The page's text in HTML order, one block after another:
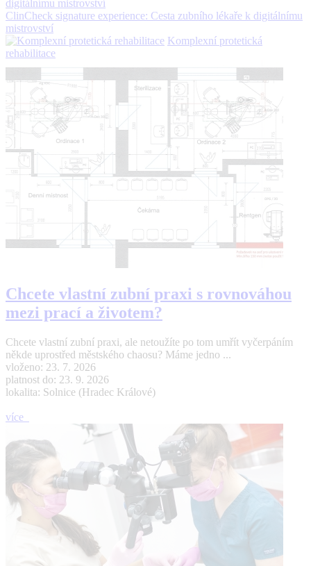
ClinCheck signature experience: Cesta zubního lékaře k digitálnímu
mistrovství
Komplexní protetická
rehabilitace
Chcete vlastní zubní praxi s rovnováhou
mezi prací a životem?
Chcete vlastní zubní praxi, ale netoužíte po tom umřít vyčerpáním
někde uprostřed městského chaosu? Máme jedno ...
vloženo: 23. 7. 2026
platnost do: 23. 9. 2026
lokalita: Solnice (Hradec Králové)
více